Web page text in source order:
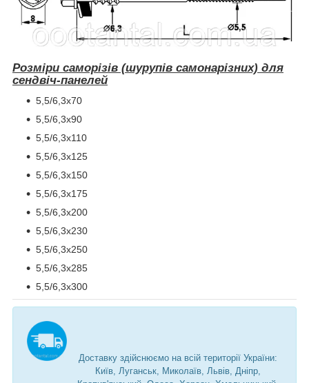
Розміри саморізів (шурупів самонарізних) для
сендвіч-панелей
5,5/6,3х70
5,5/6,3х90
5,5/6,3х110
5,5/6,3х125
5,5/6,3х150
5,5/6,3х175
5,5/6,3х200
5,5/6,3х230
5,5/6,3х250
5,5/6,3х285
5,5/6,3х300
Доставку здійснюємо на всій території України:
Київ, Луганськ, Миколаїв, Львів, Дніпр,